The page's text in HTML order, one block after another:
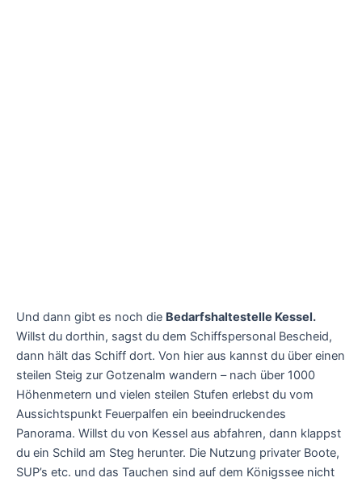
Und dann gibt es noch die Bedarfshaltestelle Kessel.
Willst du dorthin, sagst du dem Schiffspersonal Bescheid,
dann hält das Schiff dort. Von hier aus kannst du über einen
steilen Steig zur Gotzenalm wandern – nach über 1000
Höhenmetern und vielen steilen Stufen erlebst du vom
Aussichtspunkt Feuerpalfen ein beeindruckendes
Panorama. Willst du von Kessel aus abfahren, dann klappst
du ein Schild am Steg herunter. Die Nutzung privater Boote,
SUP’s etc. und das Tauchen sind auf dem Königssee nicht